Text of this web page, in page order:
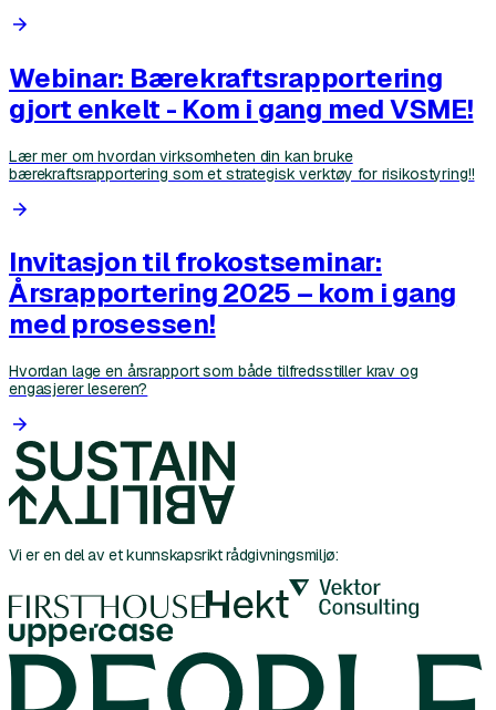
Webinar: Bærekraftsrapportering
gjort enkelt - Kom i gang med VSME!
Lær mer om hvordan virksomheten din kan bruke
bærekraftsrapportering som et strategisk verktøy for risikostyring!!
Invitasjon til frokostseminar:
Årsrapportering 2025 – kom i gang
med prosessen!
Hvordan lage en årsrapport som både tilfredsstiller krav og
engasjerer leseren?
Vi er en del av et kunnskapsrikt rådgivningsmiljø: